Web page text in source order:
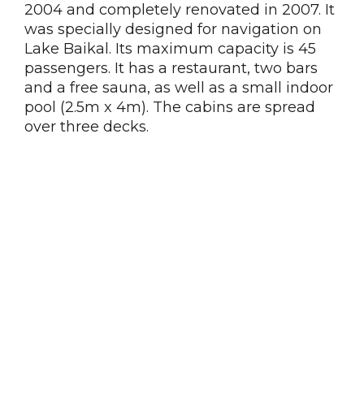
2004 and completely renovated in 2007. It
was specially designed for navigation on
Lake Baikal. Its maximum capacity is 45
passengers. It has a restaurant, two bars
and a free sauna, as well as a small indoor
pool (2.5m x 4m). The cabins are spread
over three decks.